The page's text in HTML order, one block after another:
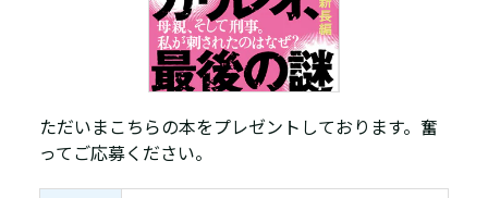
ただいまこちらの本をプレゼントしております。奮
ってご応募ください。